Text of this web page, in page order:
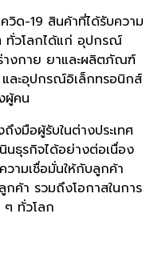
วิด-19 สินค้าที่ได้รับความ
ทั่วโลกได้แก่ อุปกรณ์
งกาย ยาและผลิตภัณฑ์
และอุปกรณ์อิเล็กทรอนิกส์
ผู้คน
งมือผู้รับในต่างประเทศ
นธุรกิจได้อย่างต่อเนื่อง
ามเชื่อมั่นให้กับลูกค้า
ค้า รวมถึงโอกาสในการ
ๆ ทั่วโลก